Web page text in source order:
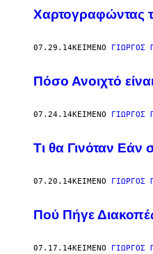
Χαρτογραφώντας
07.29.14ΚΕΊΜΕΝΟ ΓΙΩΡΓΟΣ
Πόσο Ανοιχτό
07.24.14ΚΕΊΜΕΝΟ ΓΙΩΡΓΟΣ
Τι θα Γινόταν
07.20.14ΚΕΊΜΕΝΟ ΓΙΩΡΓΟΣ
Πού Πήγε
07.17.14ΚΕΊΜΕΝΟ ΓΙΩΡΓΟΣ